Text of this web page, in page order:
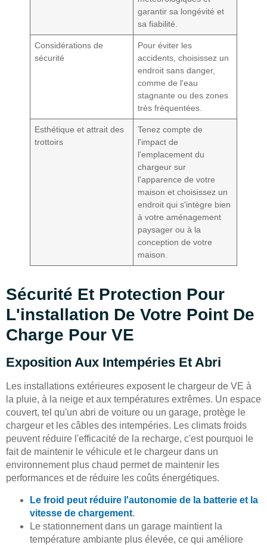
garantir sa longévité et
sa fiabilité.
Considérations de
sécurité
Pour éviter les
accidents, choisissez un
endroit sans danger,
comme de l'eau
stagnante ou des zones
très fréquentées.
Esthétique et attrait des
trottoirs
Tenez compte de
l'impact de
l'emplacement du
chargeur sur
l'apparence de votre
maison et choisissez un
endroit qui s'intègre bien
à votre aménagement
paysager ou à la
conception de votre
maison.
Sécurité Et Protection Pour
L'installation De Votre Point De
Charge Pour VE
Exposition Aux Intempéries Et Abri
Les installations extérieures exposent le chargeur de VE à
la pluie, à la neige et aux températures extrêmes. Un espace
couvert, tel qu'un abri de voiture ou un garage, protège le
chargeur et les câbles des intempéries. Les climats froids
peuvent réduire l'efficacité de la recharge, c'est pourquoi le
fait de maintenir le véhicule et le chargeur dans un
environnement plus chaud permet de maintenir les
performances et de réduire les coûts énergétiques.
Le froid peut réduire l'autonomie de la batterie et la
vitesse de chargement.
Le stationnement dans un garage maintient la
température ambiante plus élevée, ce qui améliore